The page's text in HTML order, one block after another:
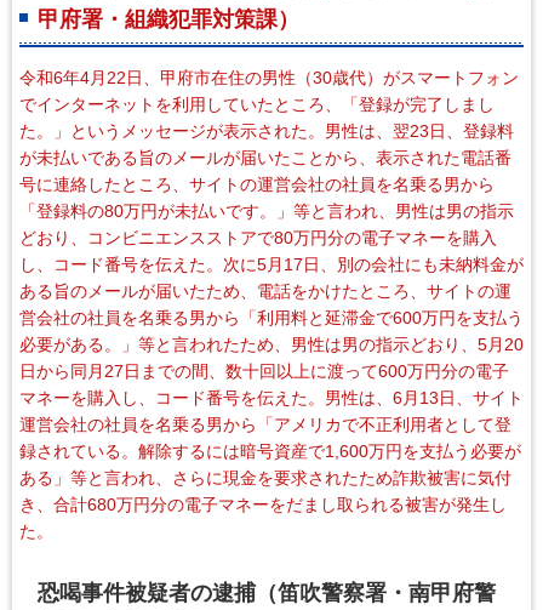
甲府署・組織犯罪対策課）
令和6年4月22日、甲府市在住の男性（30歳代）がスマートフォン
でインターネットを利用していたところ、「登録が完了しまし
た。」というメッセージが表示された。男性は、翌23日、登録料
が未払いである旨のメールが届いたことから、表示された電話番
号に連絡したところ、サイトの運営会社の社員を名乗る男から
「登録料の80万円が未払いです。」等と言われ、男性は男の指示
どおり、コンビニエンスストアで80万円分の電子マネーを購入
し、コード番号を伝えた。次に5月17日、別の会社にも未納料金が
ある旨のメールが届いたため、電話をかけたところ、サイトの運
営会社の社員を名乗る男から「利用料と延滞金で600万円を支払う
必要がある。」等と言われたため、男性は男の指示どおり、5月20
日から同月27日までの間、数十回以上に渡って600万円分の電子
マネーを購入し、コード番号を伝えた。男性は、6月13日、サイト
運営会社の社員を名乗る男から「アメリカで不正利用者として登
録されている。解除するには暗号資産で1,600万円を支払う必要が
ある」等と言われ、さらに現金を要求されたため詐欺被害に気付
き、合計680万円分の電子マネーをだまし取られる被害が発生し
た。
恐喝事件被疑者の逮捕（笛吹警察署・南甲府警